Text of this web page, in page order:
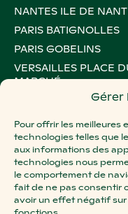
Gérer
Pour offrir les meilleures
technologies telles que
aux informations des
technologies nous
le comportement de
fait de ne pas consentir
avoir un effet négatif
NANTES ILE DE
PARIS BATIGNOLLES
PARIS GOBELINS
VERSAILLES PLACE
MARCHÉ
PARIS LE MARAIS
PARIS MONTORGUEIL
PARIS OXYGEN
PARIS ROSA PARKS
STRASBOURG
STRASBOURG